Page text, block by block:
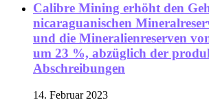
Calibre Mining erhöht den
nicaraguanischen
und die Mineralienreserven
um 23 %, abzüglich der
Abschreibungen
14. Februar 2023